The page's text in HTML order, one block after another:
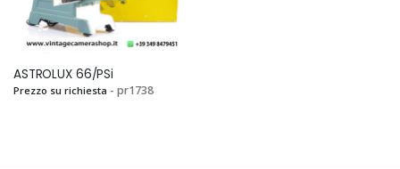
ASTROLUX 66/PSi
Prezzo su richiesta - pr1738